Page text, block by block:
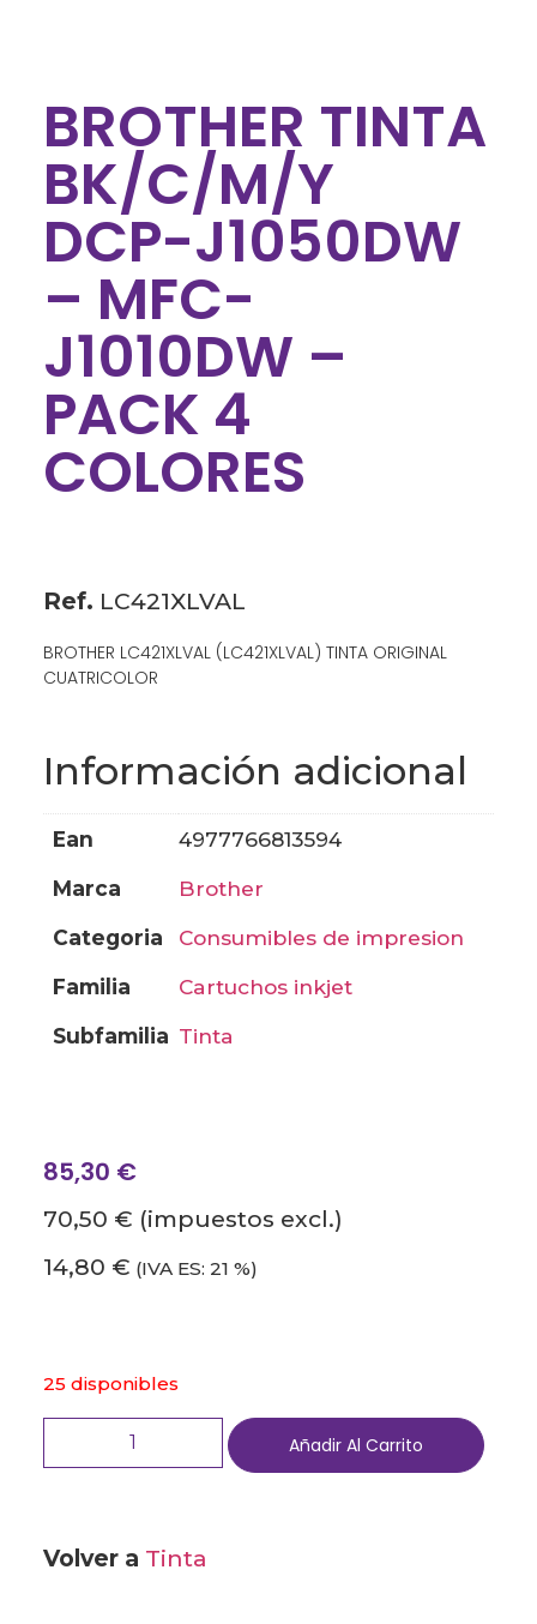
BROTHER TINTA
BK/C/M/Y
DCP-J1050DW
– MFC-
J1010DW –
PACK 4
COLORES
Ref. LC421XLVAL
BROTHER LC421XLVAL (LC421XLVAL) TINTA ORIGINAL
CUATRICOLOR
Información adicional
ean
4977766813594
marca
brother
categoria
consumibles de impresion
familia
cartuchos inkjet
subfamilia
tinta
85,30 €
70,50 € (impuestos excl.)
14,80 € (IVA ES: 21 %)
25 disponibles
Añadir Al Carrito
Volver a Tinta